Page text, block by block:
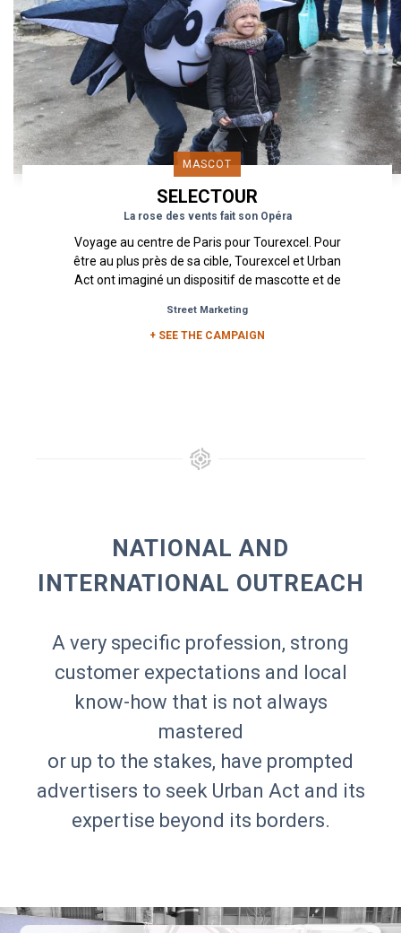
MASCOT
SELECTOUR
La rose des vents fait son Opéra
Voyage au centre de Paris pour Tourexcel. Pour
être au plus près de sa cible, Tourexcel et Urban
Act ont imaginé un dispositif de mascotte et de
Street Marketing
+ SEE THE CAMPAIGN
NATIONAL AND
INTERNATIONAL OUTREACH
A very specific profession, strong
customer expectations and local
know-how that is not always
mastered
or up to the stakes, have prompted
advertisers to seek Urban Act and its
expertise beyond its borders.